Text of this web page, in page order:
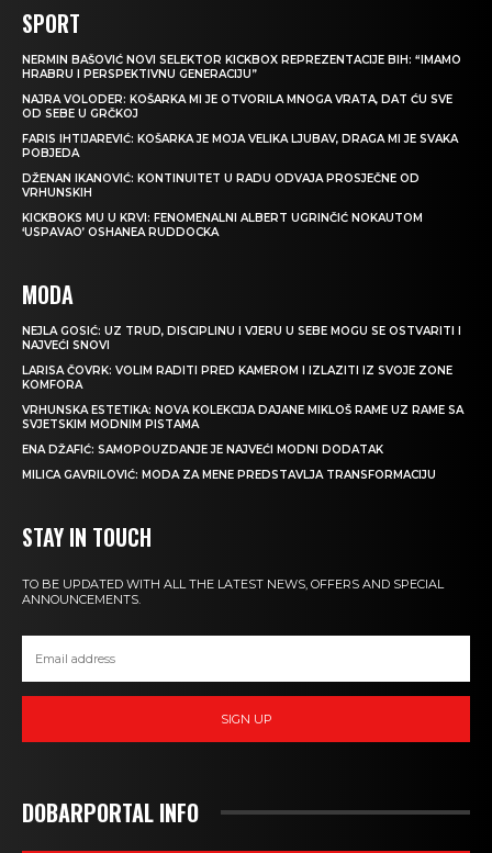
SPORT
NERMIN BAŠOVIĆ NOVI SELEKTOR KICKBOX REPREZENTACIJE BIH: “IMAMO
HRABRU I PERSPEKTIVNU GENERACIJU”
NAJRA VOLODER: KOŠARKA MI JE OTVORILA MNOGA VRATA, DAT ĆU SVE
OD SEBE U GRČKOJ
FARIS IHTIJAREVIĆ: KOŠARKA JE MOJA VELIKA LJUBAV, DRAGA MI JE SVAKA
POBJEDA
DŽENAN IKANOVIĆ: KONTINUITET U RADU ODVAJA PROSJEČNE OD
VRHUNSKIH
KICKBOKS MU U KRVI: FENOMENALNI ALBERT UGRINČIĆ NOKAUTOM
‘USPAVAO’ OSHANEA RUDDOCKA
MODA
NEJLA GOSIĆ: UZ TRUD, DISCIPLINU I VJERU U SEBE MOGU SE OSTVARITI I
NAJVEĆI SNOVI
LARISA ČOVRK: VOLIM RADITI PRED KAMEROM I IZLAZITI IZ SVOJE ZONE
KOMFORA
VRHUNSKA ESTETIKA: NOVA KOLEKCIJA DAJANE MIKLOŠ RAME UZ RAME SA
SVJETSKIM MODNIM PISTAMA
ENA DŽAFIĆ: SAMOPOUZDANJE JE NAJVEĆI MODNI DODATAK
MILICA GAVRILOVIĆ: MODA ZA MENE PREDSTAVLJA TRANSFORMACIJU
STAY IN TOUCH
TO BE UPDATED WITH ALL THE LATEST NEWS, OFFERS AND SPECIAL
ANNOUNCEMENTS.
SIGN UP
DOBARPORTAL INFO